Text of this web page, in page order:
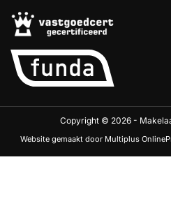
Copyright © 2026 -
Website gemaakt door Multiplus Online